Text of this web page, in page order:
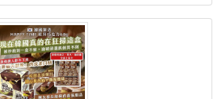
produ